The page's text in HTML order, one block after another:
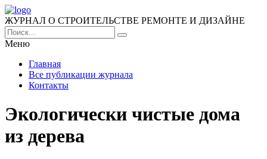
ЖУРНАЛ О СТРОИТЕЛЬСТВЕ РЕМОНТЕ И ДИЗАЙНЕ
Меню
Главная
Все публикации журнала
Контакты
Экологически чистые дома
из дерева